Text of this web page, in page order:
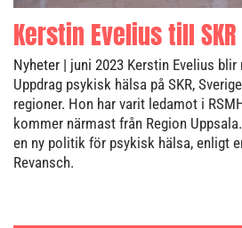
Kerstin Evelius till SKR
Nyheter | juni 2023 Kerstin Evelius
Uppdrag psykisk hälsa på SKR,
regioner. Hon har varit ledamot i
kommer närmast från Region
en ny politik för psykisk hälsa, enligt
Revansch.